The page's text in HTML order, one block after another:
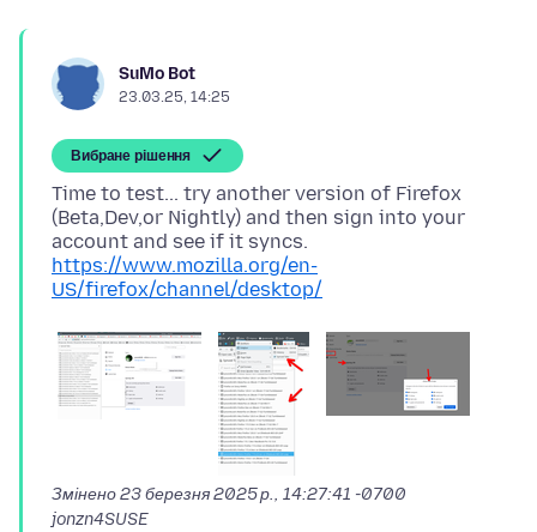
SuMo Bot
23.03.25, 14:25
Вибране рішення
Time to test... try another version of Firefox
(Beta,Dev,or Nightly) and then sign into your
https://www.mozilla.org/en-
US/firefox/channel/desktop/
Змінено23 березня 2025 р., 14:27:41 -0700
jonzn4SUSE